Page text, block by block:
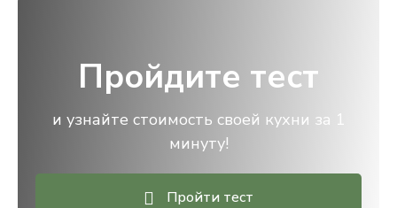
Пройдите тест
и узнайте стоимость своей кухни за 1
минуту!
Пройти тест